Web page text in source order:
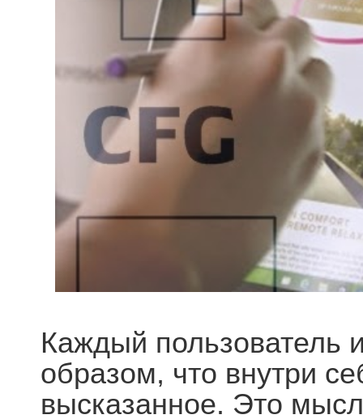
Каждый пользователь
образом, что внутри
высказанное. Это